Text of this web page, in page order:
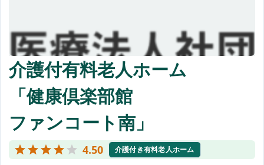
介護付有料老人ホーム
「健康倶楽部館
ファンコート南」
4.50 介護付き有料老人ホーム